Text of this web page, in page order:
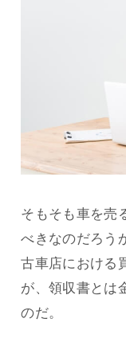
そもそも車を売
べきなのだろう
古車店における
が、領収書とは
のだ。